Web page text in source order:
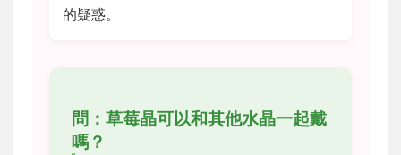
的疑惑。
問：草莓晶可以和其他水晶一起戴
嗎？